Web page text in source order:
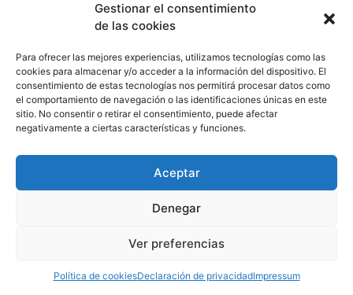
Gestionar el consentimiento
de las cookies
Para ofrecer las mejores experiencias, utilizamos tecnologías como las
cookies para almacenar y/o acceder a la información del dispositivo. El
consentimiento de estas tecnologías nos permitirá procesar datos como
el comportamiento de navegación o las identificaciones únicas en este
sitio. No consentir o retirar el consentimiento, puede afectar
negativamente a ciertas características y funciones.
Aceptar
Denegar
Ver preferencias
Política de cookiesDeclaración de privacidadImpressum
Política de Cookies
Aviso Legal
910 607 564
derechos reservados